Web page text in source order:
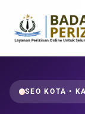
SEO KOTA •